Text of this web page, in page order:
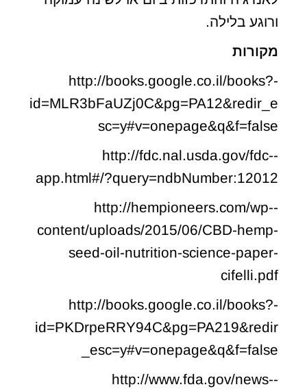
ורוגע בלילה.
מקורות
-http://books.google.co.il/books?
id=MLR3bFaUZj0C&pg=PA12&redir_e
sc=y#v=onepage&q&f=false
-http://fdc.nal.usda.gov/fdc-
app.html#/?query=ndbNumber:12012
-http://hempioneers.com/wp-
content/uploads/2015/06/CBD-hemp-
seed-oil-nutrition-science-paper-
cifelli.pdf
-http://books.google.co.il/books?
id=PKDrpeRRY94C&pg=PA219&redir
_esc=y#v=onepage&q&f=false
-http://www.fda.gov/news-